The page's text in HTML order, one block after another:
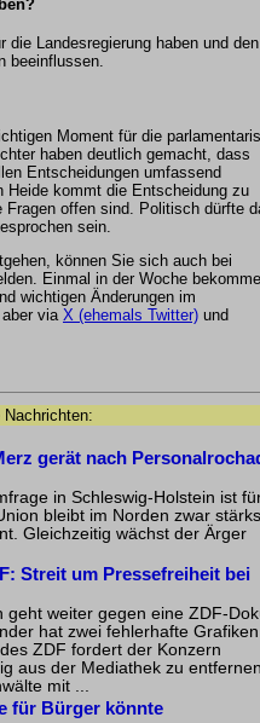
Landesregierung haben und den
beeinflussen.
Moment für die
haben deutlich gemacht, dass
Entscheidungen umfassend
kommt die Entscheidung zu
offen sind. Politisch dürfte
sein.
können Sie sich auch bei
Einmal in der Woche
wichtigen Änderungen im
via X (ehemals Twitter) und
Nachrichten:
gerät nach
in Schleswig-Holstein ist
bleibt im Norden zwar
Gleichzeitig wächst der Ärger
Streit um Pressefreiheit bei
geht weiter gegen eine ZDF-
hat zwei fehlerhafte Grafiken
ZDF fordert der Konzern
aus der Mediathek zu
mit ...
für Bürger könnte